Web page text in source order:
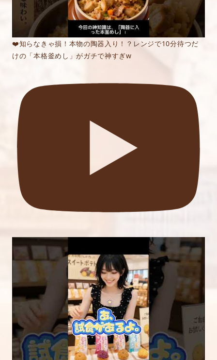
❤️知らなきゃ損！本物の陶器入り！？レンジで10分待つだ
けの「本格釜めし」がガチで神すぎw